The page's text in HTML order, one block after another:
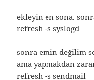
ekleyin en sona.
refresh -s syslogd
sonra emin değilim
ama yapmakdan
refresh -s sendmail